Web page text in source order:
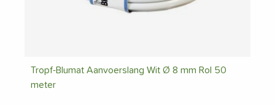
Tropf-Blumat Aanvoerslang Wit Ø 8 mm Rol 50
meter